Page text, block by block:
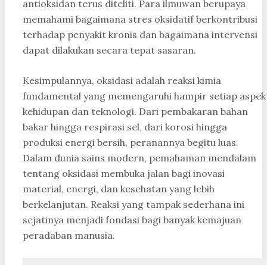
antioksidan terus diteliti. Para ilmuwan berupaya
memahami bagaimana stres oksidatif berkontribusi
terhadap penyakit kronis dan bagaimana intervensi
dapat dilakukan secara tepat sasaran.
Kesimpulannya, oksidasi adalah reaksi kimia
fundamental yang memengaruhi hampir setiap aspek
kehidupan dan teknologi. Dari pembakaran bahan
bakar hingga respirasi sel, dari korosi hingga
produksi energi bersih, peranannya begitu luas.
Dalam dunia sains modern, pemahaman mendalam
tentang oksidasi membuka jalan bagi inovasi
material, energi, dan kesehatan yang lebih
berkelanjutan. Reaksi yang tampak sederhana ini
sejatinya menjadi fondasi bagi banyak kemajuan
peradaban manusia.